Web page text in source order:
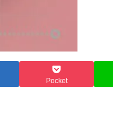
Pocket